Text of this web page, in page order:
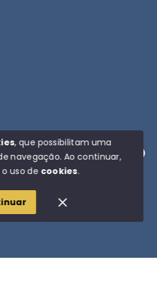
disponíveis para te ajudar.
FERNANDO IMÓVEIS - Todos
, que possibilitam uma
navegação.Ao continuar,
uso de cookies.